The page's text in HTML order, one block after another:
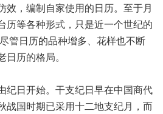
效，编制自家使用的日历。至于月
历等各种形式，只是近一个世纪的
管日历的品种增多、花样也不断
历的格局。
纪日开始。干支纪日早在中国商代
战国时期已采用十二地支纪月，而